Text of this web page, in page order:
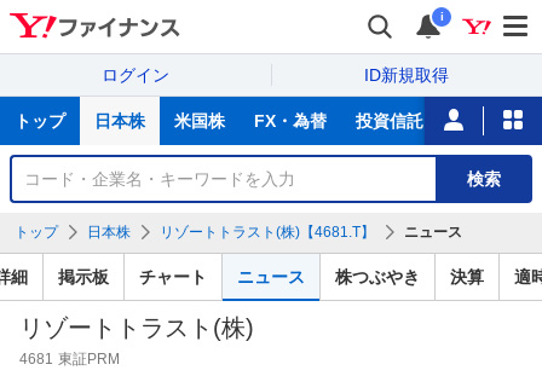
i
ログイン ID新規取得
サ
トップ 日本株 米国株 FX・為替 投資信託 ニュース
銘
検
索
検索
トップ 日本株 リゾートトラスト(株)【4681.T】 ニュース
細 掲示板 チャート ニュース 株つぶやき 決算 適
リゾートトラスト(株)
4681 東証PRM